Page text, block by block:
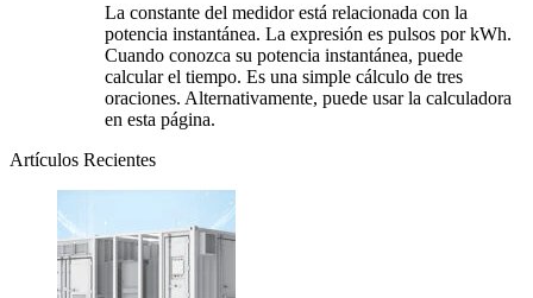
La constante del medidor está relacionada con la
potencia instantánea. La expresión es pulsos por kWh.
Cuando conozca su potencia instantánea, puede
calcular el tiempo. Es una simple cálculo de tres
oraciones. Alternativamente, puede usar la calculadora
en esta página.
Artículos Recientes